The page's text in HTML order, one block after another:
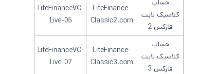
حساب
کلاسیک لایت
فارکس 2
LiteFinance-
Classic2.com
LiteFinanceVC-
Live-06
حساب
کلاسیک لایت
فارکس 3
LiteFinance-
Classic3.com
LiteFinanceVC-
Live-07